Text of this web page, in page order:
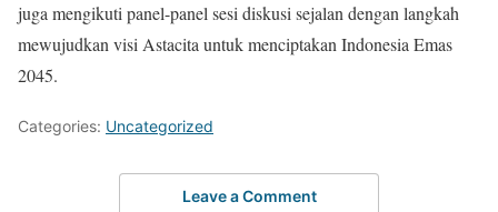
juga mengikuti panel-panel sesi diskusi sejalan dengan langkah
mewujudkan visi Astacita untuk menciptakan Indonesia Emas
2045.
Categories: Uncategorized
Leave a Comment